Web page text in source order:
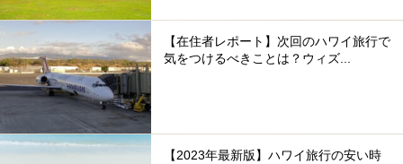
【在住者レポート】次回のハワイ旅行で
気をつけるべきことは？ウィズ...
【2023年最新版】ハワイ旅行の安い時